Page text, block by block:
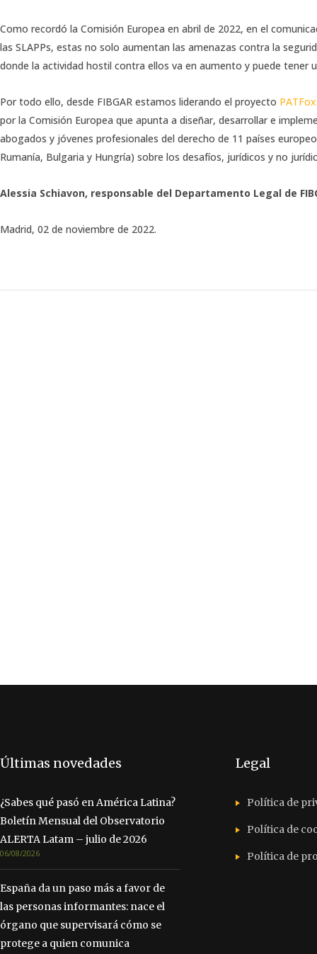
Como recordó la Comisión Europea en abril de 2022, en el
las SLAPPs, estas no solo aumentan las amenazas contra la
donde la actividad hostil contra ellos va en aumento y puede tener
Por todo ello, desde FIBGAR estamos liderando el proyecto
por la Comisión Europea que apunta a diseñar, desarrollar e
abogados y jóvenes profesionales del derecho de 11 países
Rumanía, Bulgaria y Hungría) sobre los desafíos, jurídicos y no
Alessia Schiavon, responsable del Departamento Legal de
Madrid, 02 de noviembre de 2022.
Últimas novedades
¿Sabes qué pasó en América Latina?
Boletín Mensual del Observatorio
ALERTA Latam – julio de 2026
06/08/2026
España da un paso más a favor de
las personas informantes: nace el
órgano que supervisará cómo se
protege a quien comunica
Legal
Política de
Política de
Política de